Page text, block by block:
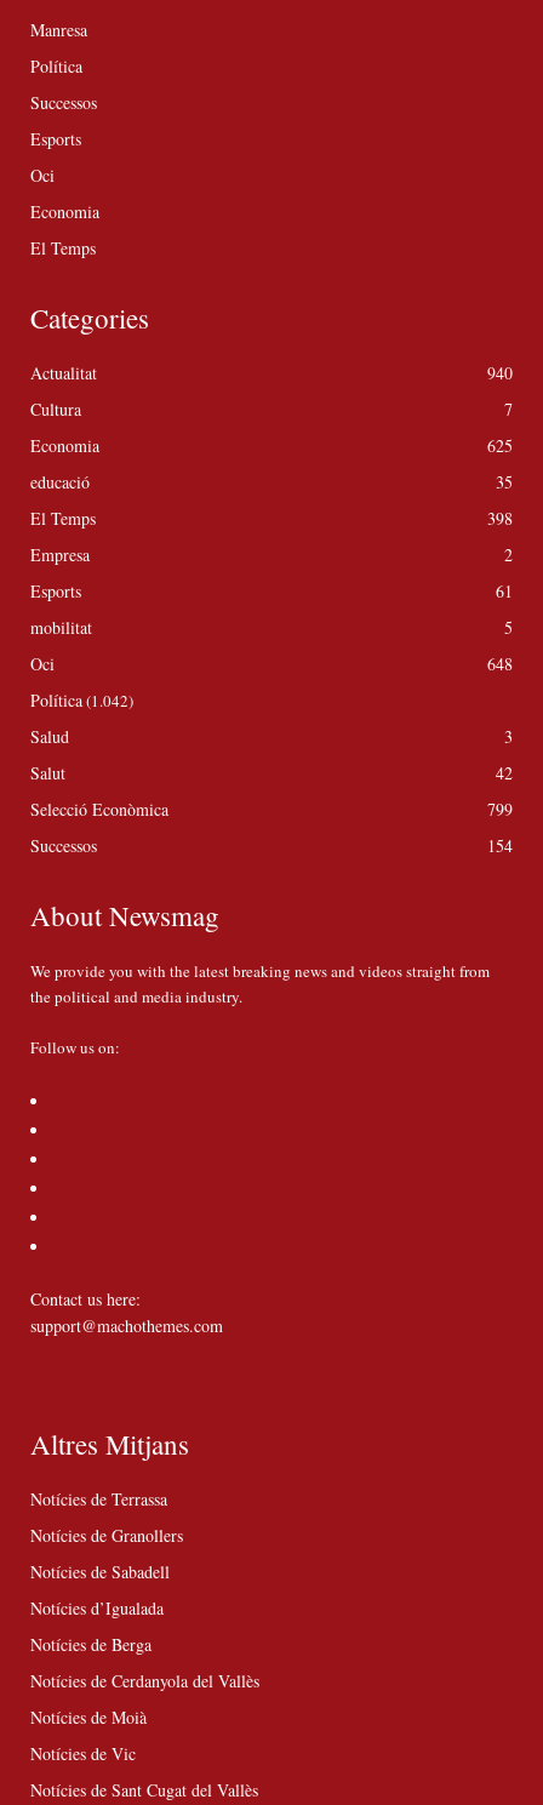
Manresa
Política
Successos
Esports
Oci
Economia
El Temps
Categories
Actualitat
940
Cultura
7
Economia
625
educació
35
El Temps
398
Empresa
2
Esports
61
mobilitat
5
Oci
648
Política(1.042)
Salud
3
Salut
42
Selecció Econòmica
799
Successos
154
About Newsmag
We provide you with the latest breaking news and videos straight from
the political and media industry.
Follow us on:
Contact us here:
support@machothemes.com
Altres Mitjans
Notícies de Terrassa
Notícies de Granollers
Notícies de Sabadell
Notícies d’Igualada
Notícies de Berga
Notícies de Cerdanyola del Vallès
Notícies de Moià
Notícies de Vic
Notícies de Sant Cugat del Vallès